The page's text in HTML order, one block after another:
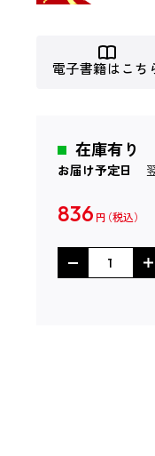
電子書籍はこち
在庫有り
お届け予定日
836 円